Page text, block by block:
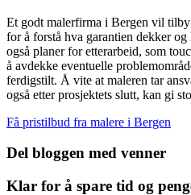
Et godt malerfirma i Bergen vil
for å forstå hva garantien dekker
også planer for etterarbeid, som
å avdekke eventuelle
ferdigstilt. Å vite at maleren tar
også etter prosjektets slutt, kan gi
Få pristilbud fra malere i Bergen
Del bloggen med venner
Klar for å spare tid og